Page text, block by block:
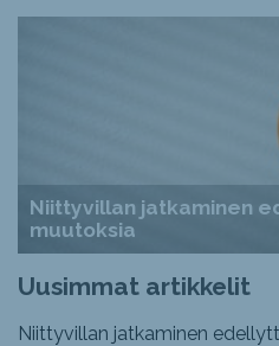
Niittyvillan jatkaminen
muutoksia
Uusimmat artikkelit
Niittyvillan jatkaminen